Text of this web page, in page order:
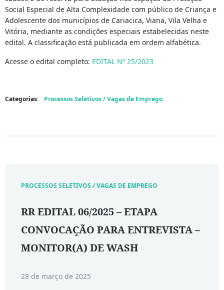
Social Especial de Alta Complexidade com público de Criança e
Adolescente dos municípios de Cariacica, Viana, Vila Velha e
Vitória, mediante as condições especiais estabelecidas neste
edital. A classificação está publicada em ordem alfabética.
Acesse o edital completo: EDITAL Nº 25/2023
Categorias: Processos Seletivos / Vagas de Emprego
PROCESSOS SELETIVOS / VAGAS DE EMPREGO
RR EDITAL 06/2025 – ETAPA
CONVOCAÇÃO PARA ENTREVISTA –
MONITOR(A) DE WASH
28 de março de 2025